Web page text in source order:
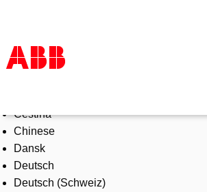
Products & Solutions
Industries
Services
About us
Where to buy
Čeština
Chinese
Dansk
Deutsch
Deutsch (Schweiz)